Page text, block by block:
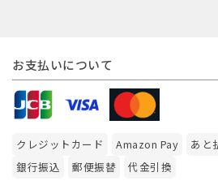
お支払いについて
クレジットカード Amazon Pay
あと
銀行振込
郵便振替 代金引換